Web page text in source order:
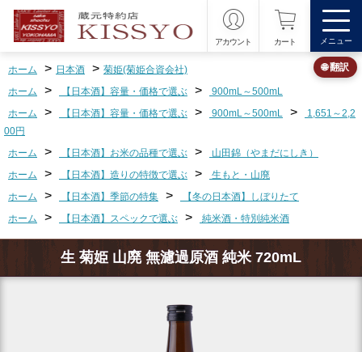
アカウント カート メニュー
ホーム > 日本酒 > 菊姫(菊姫合資会社)
ホーム
> 【日本酒】容量・価格で選ぶ >
900mL～500mL
ホーム
> 【日本酒】容量・価格で選ぶ > 900mL～500mL >
1,651～2,2
00円
ホーム
> 【日本酒】お米の品種で選ぶ >
山田錦（やまだにしき）
ホーム
> 【日本酒】造りの特徴で選ぶ >
生もと・山廃
ホーム
> 【日本酒】季節の特集 >
【冬の日本酒】しぼりたて
ホーム
> 【日本酒】スペックで選ぶ > 純米酒・特別純米酒
生 菊姫 山廃 無濾過原酒 純米 720mL
🌐 翻訳